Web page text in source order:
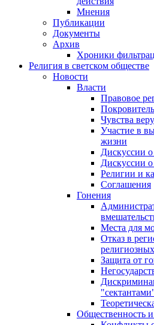
Мнения
Публикации
Документы
Архив
Хроники
Религия в светском обществе
Новости
Власти
Правовое
Чувства
Участие в
жизни
Дискуссии
Дискуссии
Религии и
Соглашения
Гонения
Места для
Отказ в
Защита от
Общественность